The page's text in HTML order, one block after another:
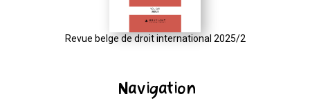
Navigation
Revue belge de droit international 2025/2